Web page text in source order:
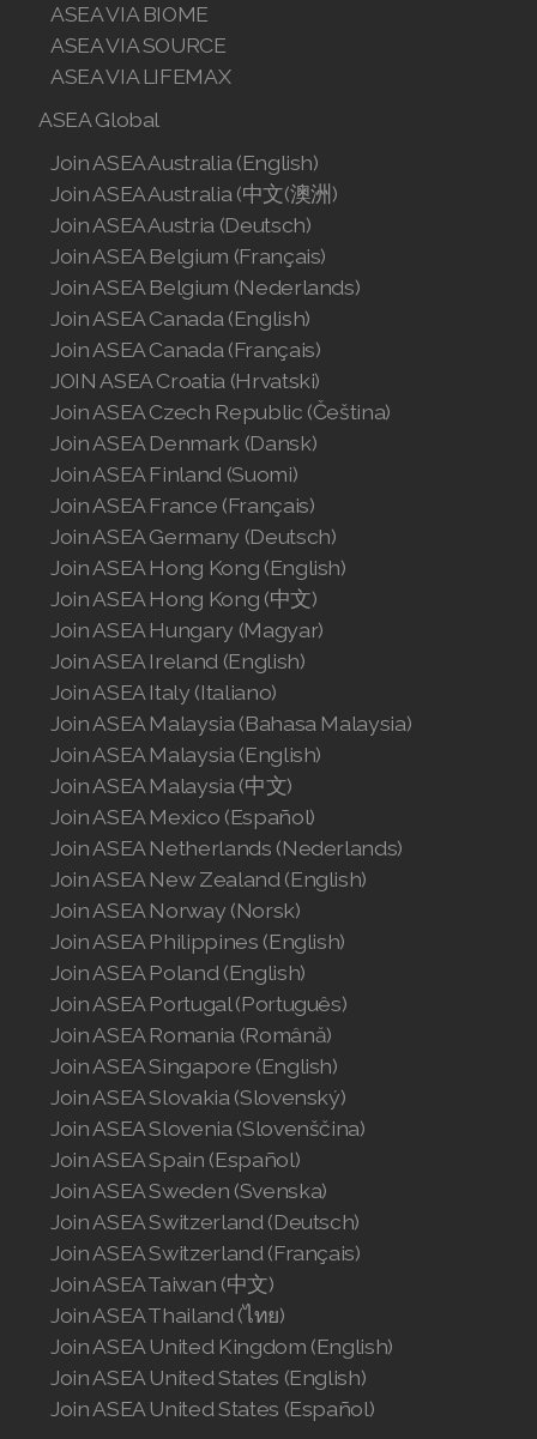
ASEA VIA BIOME
ASEA VIA SOURCE
ASEA VIA LIFEMAX
ASEA Global
Join ASEA Australia (English)
Join ASEA Australia (中文(澳洲)
Join ASEA Austria (Deutsch)
Join ASEA Belgium (Français)
Join ASEA Belgium (Nederlands)
Join ASEA Canada (English)
Join ASEA Canada (Français)
JOIN ASEA Croatia (Hrvatski)
Join ASEA Czech Republic (Čeština)
Join ASEA Denmark (Dansk)
Join ASEA Finland (Suomi)
Join ASEA France (Français)
Join ASEA Germany (Deutsch)
Join ASEA Hong Kong (English)
Join ASEA Hong Kong (中文)
Join ASEA Hungary (Magyar)
Join ASEA Ireland (English)
Join ASEA Italy (Italiano)
Join ASEA Malaysia (Bahasa Malaysia)
Join ASEA Malaysia (English)
Join ASEA Malaysia (中文)
Join ASEA Mexico (Español)
Join ASEA Netherlands (Nederlands)
Join ASEA New Zealand (English)
Join ASEA Norway (Norsk)
Join ASEA Philippines (English)
Join ASEA Poland (English)
Join ASEA Portugal (Português)
Join ASEA Romania (Română)
Join ASEA Singapore (English)
Join ASEA Slovakia (Slovenský)
Join ASEA Slovenia (Slovenščina)
Join ASEA Spain (Español)
Join ASEA Sweden (Svenska)
Join ASEA Switzerland (Deutsch)
Join ASEA Switzerland (Français)
Join ASEA Taiwan (中文)
Join ASEA Thailand (ไทย)
Join ASEA United Kingdom (English)
Join ASEA United States (English)
Join ASEA United States (Español)
Join ASEA Spain (Español)
Join ASEA Sweden (Svenska)
Join ASEA Switzerland (Deutsch)
Join ASEA Switzerland (Français)
Join ASEA Taiwan (中文)
Join ASEA Thailand (ไทย)
Join ASEA United Kingdom (English)
Join ASEA United States (English)
Join ASEA United States (Español)